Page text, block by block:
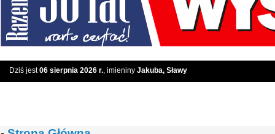
Dziś jest06 sierpnia 2026 r., imieniny Jakuba, Sławy